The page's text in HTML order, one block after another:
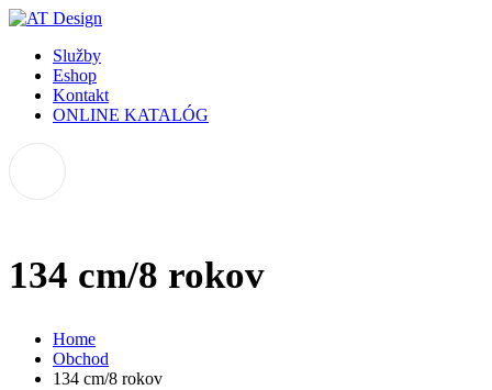
Služby
Eshop
Kontakt
ONLINE KATALÓG
134 cm/8 rokov
Home
Obchod
134 cm/8 rokov